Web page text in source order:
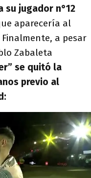
su jugador n°12
aparecería al
a pesar
Zabaleta
se quitó la
previo al